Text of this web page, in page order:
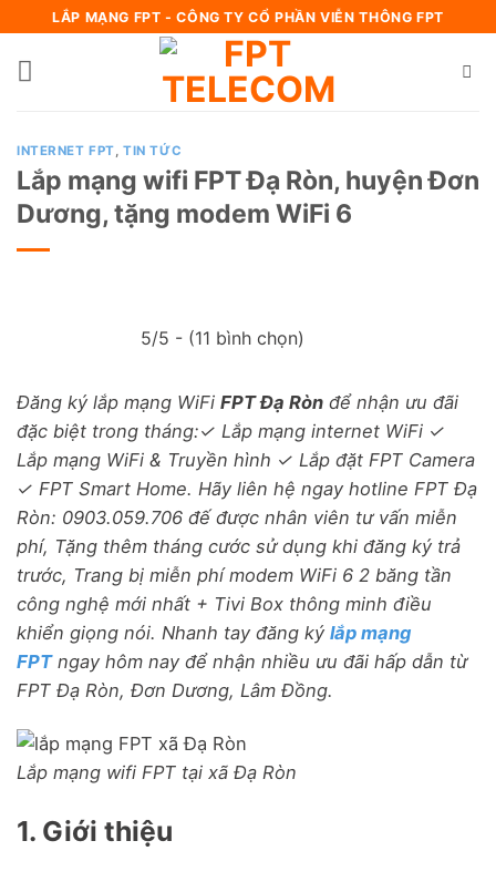
LẮP MẠNG FPT - CÔNG TY CỔ PHẦN VIỄN THÔNG FPT
INTERNET FPT,TIN TỨC
Lắp mạng wifi FPT Đạ Ròn, huyện Đơn
Dương, tặng modem WiFi 6
5/5 - (11 bình chọn)
Đăng ký lắp mạng WiFi FPT Đạ Ròn để nhận ưu đãi
đặc biệt trong tháng:✓ Lắp mạng internet WiFi ✓
Lắp mạng WiFi & Truyền hình ✓ Lắp đặt FPT Camera
✓ FPT Smart Home. Hãy liên hệ ngay hotline FPT Đạ
Ròn: 0903.059.706 đế được nhân viên tư vấn miễn
phí, Tặng thêm tháng cước sử dụng khi đăng ký trả
trước, Trang bị miễn phí modem WiFi 6 2 băng tần
công nghệ mới nhất + Tivi Box thông minh điều
khiển giọng nói. Nhanh tay đăng ký lắp mạng
FPTngay hôm nay để nhận nhiều ưu đãi hấp dẫn từ
FPT Đạ Ròn, Đơn Dương, Lâm Đồng.
Lắp mạng wifi FPT tại xã Đạ Ròn
1. Giới thiệu